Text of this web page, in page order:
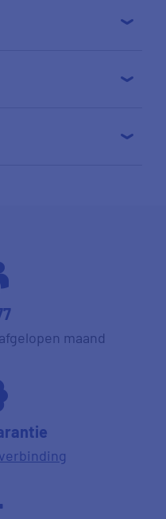
maand